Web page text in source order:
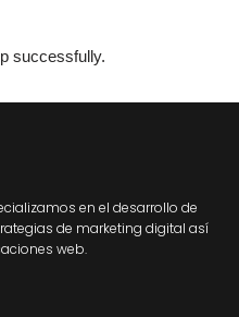
successfully.
en el desarrollo de
de marketing digital así
web.